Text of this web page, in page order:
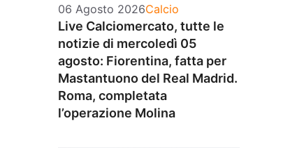
06 Agosto 2026Categorie
Calcio
Live Calciomercato, tutte le
notizie di mercoledì 05
agosto: Fiorentina, fatta per
Mastantuono del Real Madrid.
Roma, completata
l’operazione Molina